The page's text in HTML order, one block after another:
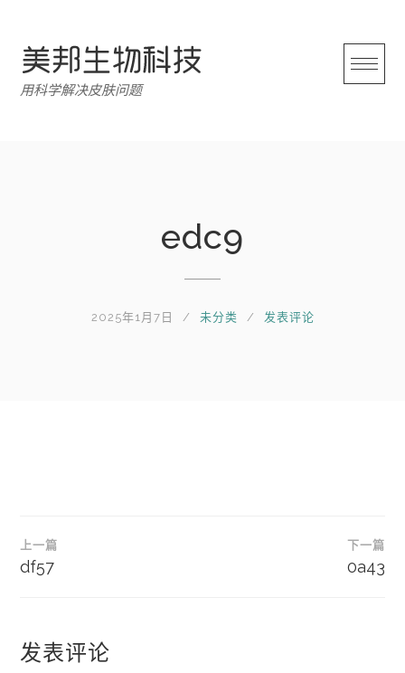
用科学解决皮肤问题
edc9
2025年1月7日 未分类 发表评论
文
章
航
上一篇
df57
下一篇
0a43
发表评论